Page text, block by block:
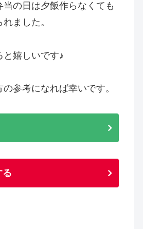
の日は夕飯作らなくても
ました。
嬉しいです♪
参考になれば幸いです。
る